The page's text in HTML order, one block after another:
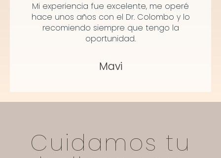
Mi experiencia fue excelente, me operé
hace unos años con el Dr. Colombo y lo
recomiendo siempre que tengo la
oportunidad.
Mavi
Cuidamos tu